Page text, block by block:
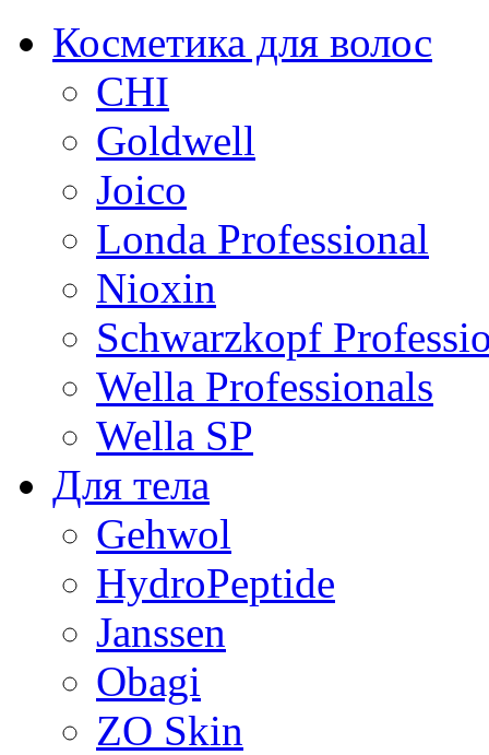
Косметика для волос
CHI
Goldwell
Joico
Londa Professional
Nioxin
Schwarzkopf
Wella Professionals
Wella SP
Для тела
Gehwol
HydroPeptide
Janssen
Obagi
ZO Skin